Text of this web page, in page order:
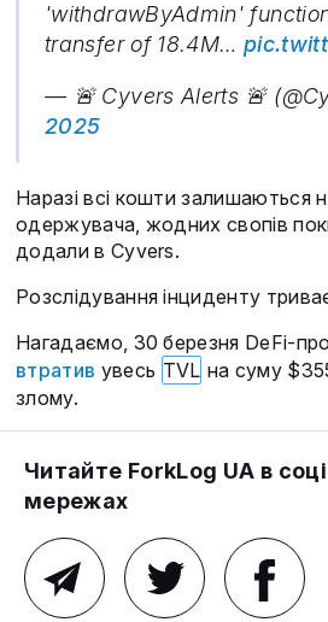
'withdrawByAdmin'
transfer of 18.4M…
— 🚨 Cyvers Alerts 🚨
2025
Наразі всі кошти залишаються
одержувача, жодних свопів
додали в Cyvers.
Розслідування інциденту
Нагадаємо, 30 березня DeFi-
втратив увесь TVL на суму
злому.
Читайте ForkLog UA в
мережах